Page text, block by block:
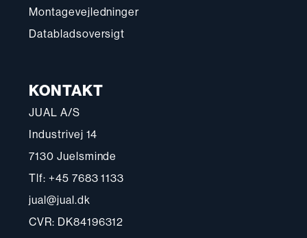
Montagevejledninger
Databladsoversigt
KONTAKT
JUAL A/S
Industrivej 14
7130 Juelsminde
Tlf: +45 7683 1133
jual@jual.dk
CVR: DK84196312